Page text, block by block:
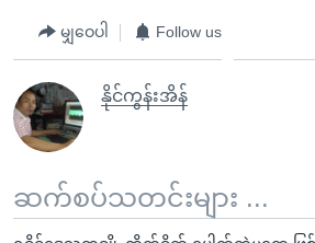
မျှဝေပါ Follow us
နိုင်ကွန်းအိန်
ဆက်စပ်သတင်းများ ...